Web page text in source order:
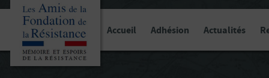
Accueil Adhésion Actualités
Panneau de gestion des cookies